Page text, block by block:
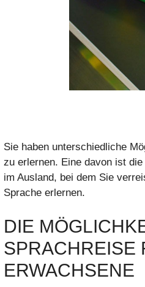
Sie haben unterschiedliche
zu erlernen. Eine davon ist
im Ausland, bei dem Sie
Sprache erlernen.
DIE
SPRACHREISE
ERWACHSENE